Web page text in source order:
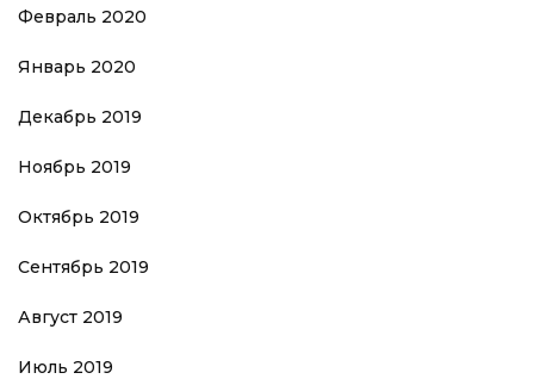
Февраль 2020
Январь 2020
Декабрь 2019
Ноябрь 2019
Октябрь 2019
Сентябрь 2019
Август 2019
Июль 2019